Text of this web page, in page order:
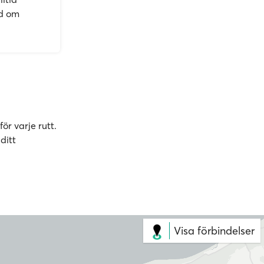
om
varje rutt.
ditt
Visa förbindelser